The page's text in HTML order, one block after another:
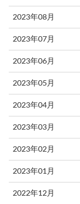
2023年08月
2023年07月
2023年06月
2023年05月
2023年04月
2023年03月
2023年02月
2023年01月
2022年12月